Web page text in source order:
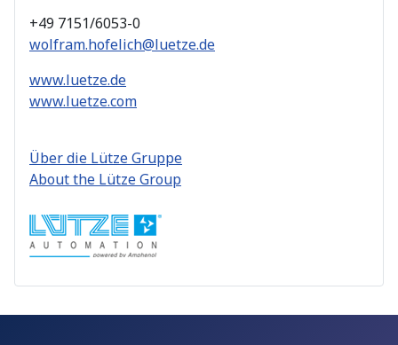
+49 7151/6053-0
wolfram.hofelich@luetze.de
www.luetze.de
www.luetze.com
Über die Lütze Gruppe
About the Lütze Group